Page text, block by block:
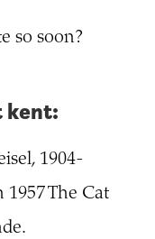
so soon?
kent:
1904-
1957 The Cat